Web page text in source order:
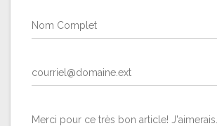
Nom Complet
courriel@domaine.ext
Merci pour ce très bon article! J'aimerais...